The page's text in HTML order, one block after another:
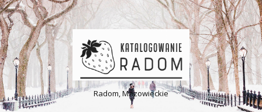
Radom, Mazowieckie